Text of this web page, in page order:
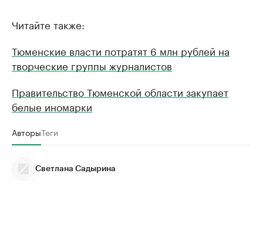
Читайте также:
Тюменские власти потратят 6 млн рублей на
творческие группы журналистов
Правительство Тюменской области закупает
белые иномарки
АвторыТеги
Светлана Садырина